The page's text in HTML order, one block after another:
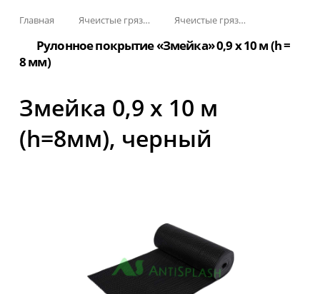
Главная Ячеистые грязезащитные покрытия Ячеистые грязезащитные покрытия «Змейка» (Zig-Zag)
Рулонное покрытие «Змейка» 0,9 х 10 м (h =
8 мм)
Змейка 0,9 х 10 м
(h=8мм), черный